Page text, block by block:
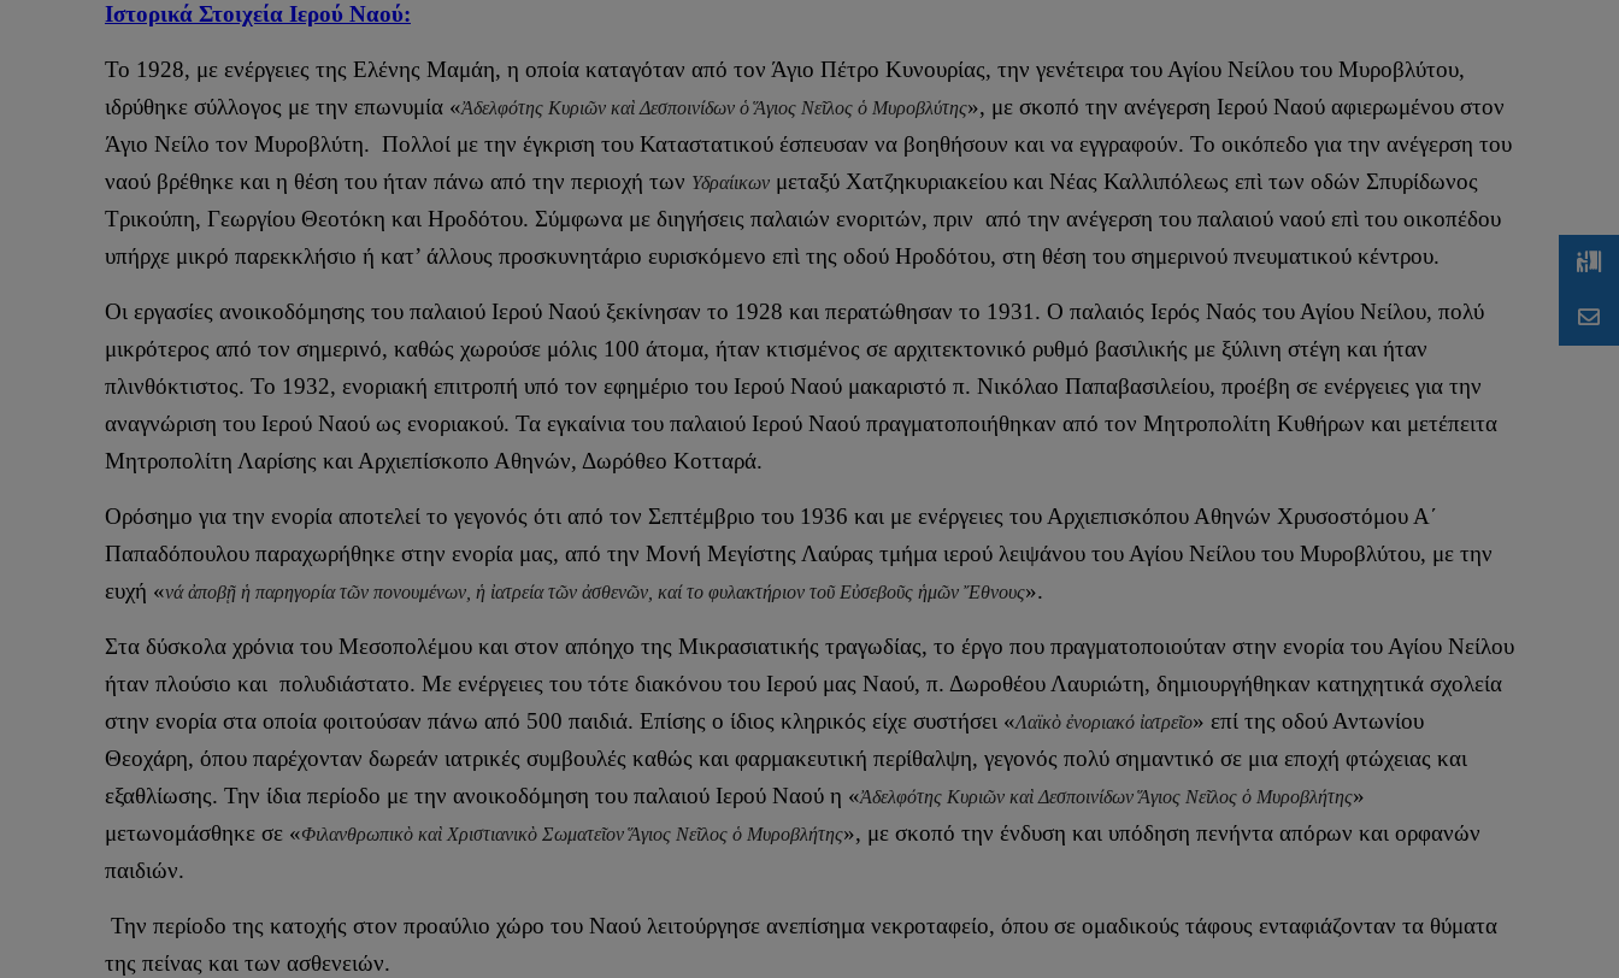
Ιστορικά Στοιχεία Ιερού Ναού:
Το 1928, με ενέργειες της Ελένης Μαμάη, η οποία καταγόταν από τον Άγιο Πέτρο Κυνουρίας, την γενέτειρα του Αγίου Νείλου του Μυροβλύτου,
ιδρύθηκε σύλλογος με την επωνυμία «Ἀδελφότης Κυριῶν καὶ Δεσποινίδων ὁ Ἅγιος Νεῖλος ὁ Μυροβλύτης», με σκοπό την ανέγερση Ιερού Ναού αφιερωμένου στον
Άγιο Νείλο τον Μυροβλύτη. Πολλοί με την έγκριση του Καταστατικού έσπευσαν να βοηθήσουν και να εγγραφούν. Το οικόπεδο για την ανέγερση του
ναού βρέθηκε και η θέση του ήταν πάνω από την περιοχή των Υδραίικων μεταξύ Χατζηκυριακείου και Νέας Καλλιπόλεως επὶ των οδών Σπυρίδωνος
Τρικούπη, Γεωργίου Θεοτόκη και Ηροδότου. Σύμφωνα με διηγήσεις παλαιών ενοριτών, πριν από την ανέγερση του παλαιού ναού επὶ του οικοπέδου
υπήρχε μικρό παρεκκλήσιο ή κατ’ άλλους προσκυνητάριο ευρισκόμενο επὶ της οδού Ηροδότου, στη θέση του σημερινού πνευματικού κέντρου.
Οι εργασίες ανοικοδόμησης του παλαιού Ιερού Ναού ξεκίνησαν το 1928 και περατώθησαν το 1931. Ο παλαιός Ιερός Ναός του Αγίου Νείλου, πολύ
μικρότερος από τον σημερινό, καθώς χωρούσε μόλις 100 άτομα, ήταν κτισμένος σε αρχιτεκτονικό ρυθμό βασιλικής με ξύλινη στέγη και ήταν
πλινθόκτιστος. Το 1932, ενοριακή επιτροπή υπό τον εφημέριο του Ιερού Ναού μακαριστό π. Νικόλαο Παπαβασιλείου, προέβη σε ενέργειες για την
αναγνώριση του Ιερού Ναού ως ενοριακού. Τα εγκαίνια του παλαιού Ιερού Ναού πραγματοποιήθηκαν από τον Μητροπολίτη Κυθήρων και μετέπειτα
Μητροπολίτη Λαρίσης και Αρχιεπίσκοπο Αθηνών, Δωρόθεο Κοτταρά.
Ορόσημο για την ενορία αποτελεί το γεγονός ότι από τον Σεπτέμβριο του 1936 και με ενέργειες του Αρχιεπισκόπου Αθηνών Χρυσοστόμου Α΄
Παπαδόπουλου παραχωρήθηκε στην ενορία μας, από την Μονή Μεγίστης Λαύρας τμήμα ιερού λειψάνου του Αγίου Νείλου του Μυροβλύτου, με την
ευχή «νά ἀποβῇ ἡ παρηγορία τῶν πονουμένων, ἡ ἰατρεία τῶν ἀσθενῶν, καί το φυλακτήριον τοῦ Εὐσεβοῦς ἡμῶν Ἔθνους».
Στα δύσκολα χρόνια του Μεσοπολέμου και στον απόηχο της Μικρασιατικής τραγωδίας, το έργο που πραγματοποιούταν στην ενορία του Αγίου Νείλου
ήταν πλούσιο και πολυδιάστατο. Με ενέργειες του τότε διακόνου του Ιερού μας Ναού, π. Δωροθέου Λαυριώτη, δημιουργήθηκαν κατηχητικά σχολεία
στην ενορία στα οποία φοιτούσαν πάνω από 500 παιδιά. Επίσης ο ίδιος κληρικός είχε συστήσει «Λαϊκὸ ἐνοριακό ἰατρεῖο» επί της οδού Αντωνίου
Θεοχάρη, όπου παρέχονταν δωρεάν ιατρικές συμβουλές καθώς και φαρμακευτική περίθαλψη, γεγονός πολύ σημαντικό σε μια εποχή φτώχειας και
εξαθλίωσης. Την ίδια περίοδο με την ανοικοδόμηση του παλαιού Ιερού Ναού η «Ἀδελφότης Κυριῶν καὶ ΔεσποινίδωνἍγιος Νεῖλος ὁ Μυροβλήτης»
μετωνομάσθηκε σε «Φιλανθρωπικὸ καὶ Χριστιανικὸ Σωματεῖον Ἅγιος Νεῖλος ὁ Μυροβλήτης», με σκοπό την ένδυση και υπόδηση πενήντα απόρων και ορφανών
παιδιών.
Την περίοδο της κατοχής στον προαύλιο χώρο του Ναού λειτούργησε ανεπίσημα νεκροταφείο, όπου σε ομαδικούς τάφους ενταφιάζονταν τα θύματα
της πείνας και των ασθενειών.